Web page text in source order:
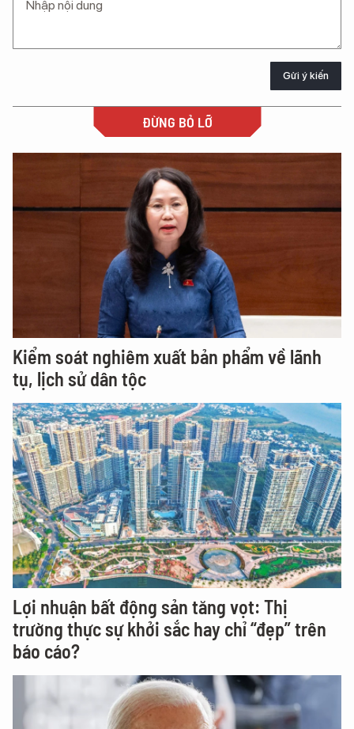
Gửi ý kiến
ĐỪNG BỎ LỠ
Kiểm soát nghiêm xuất bản phẩm về lãnh
tụ, lịch sử dân tộc
Lợi nhuận bất động sản tăng vọt: Thị
trường thực sự khởi sắc hay chỉ “đẹp” trên
báo cáo?